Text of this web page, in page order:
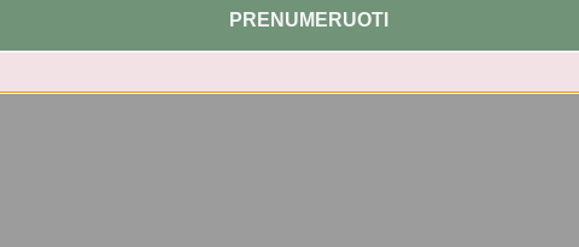
PRENUMERUOTI